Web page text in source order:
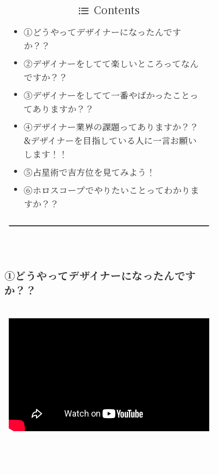
Contents
①どうやってデザイナーになったんです
か？？
②デザイナーをしてて楽しいところってなん
ですか？？
③デザイナーをしてて一番やばかったことっ
てありますか？？
④デザイナー業界の課題ってありますか？？
&デザイナーを目指している人に一言お願い
します！！
⑤占星術で吉方位を見てみよう！
⑥ホロスコープでやりたいことってわかりま
すか？？
①どうやってデザイナーになったんです
か？？